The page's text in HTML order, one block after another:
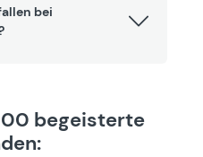
bei
begeisterte